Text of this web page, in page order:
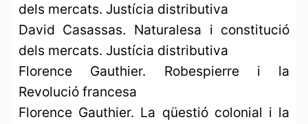
dels mercats. Justícia distributiva
David Casassas. Naturalesa i constitució
dels mercats. Justícia distributiva
Florence Gauthier. Robespierre i la
Revolució francesa
Florence Gauthier. La qüestió colonial i la